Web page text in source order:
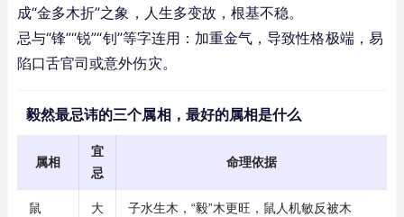
成“金多木折”之象，人生多变故，根基不稳。
忌与“锋”“锐”“钊”等字连用：加重金气，导致性格极端，易
陷口舌官司或意外伤灾。
毅然最忌讳的三个属相，最好的属相是什么
属相
宜
忌
命理依据
鼠
大
子水生木，“毅”木更旺，鼠人机敏反被木